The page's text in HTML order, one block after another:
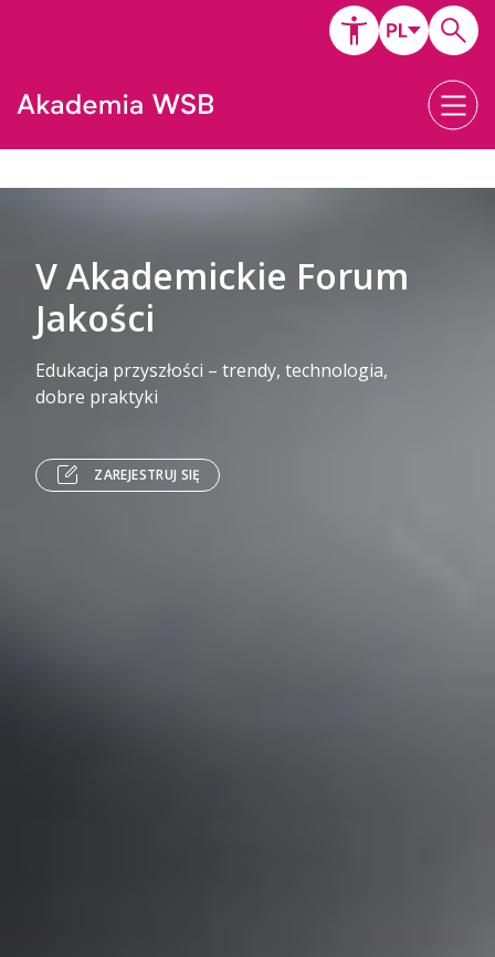
V Akademickie Forum
Jakości
Edukacja przyszłości – trendy, technologia,
dobre praktyki
ZAREJESTRUJ SIĘ